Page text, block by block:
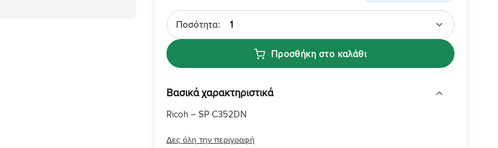
Ποσότητα
Προσθήκη στο καλάθι
Βασικά χαρακτηριστικά
Ricoh – SP C352DN
Δες όλη την περιγραφή